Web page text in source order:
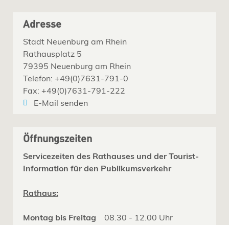
Adresse
Stadt Neuenburg am Rhein
Rathausplatz 5
79395 Neuenburg am Rhein
Telefon: +49(0)7631-791-0
Fax: +49(0)7631-791-222
E-Mail senden
Öffnungszeiten
Servicezeiten des Rathauses und der Tourist-
Information für den Publikumsverkehr
Rathaus:
Montag bis Freitag 08.30 - 12.00 Uhr